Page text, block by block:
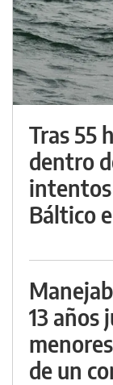
Tras 55
dentro
Báltico
13 años
de un